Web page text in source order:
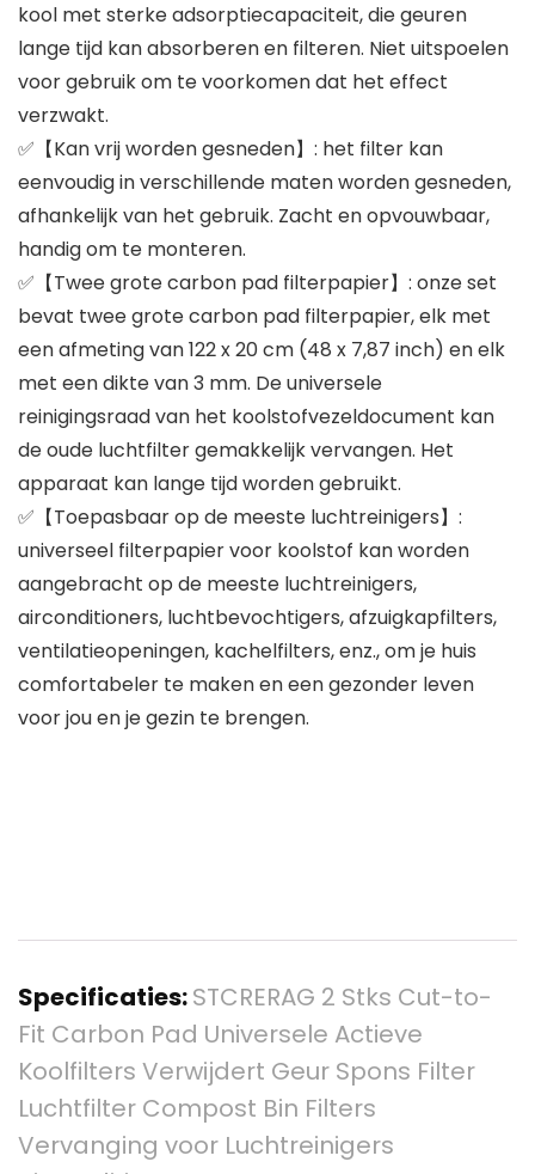
kool met sterke adsorptiecapaciteit, die geuren
lange tijd kan absorberen en filteren. Niet uitspoelen
voor gebruik om te voorkomen dat het effect
verzwakt.
✅【Kan vrij worden gesneden】: het filter kan
eenvoudig in verschillende maten worden gesneden,
afhankelijk van het gebruik. Zacht en opvouwbaar,
handig om te monteren.
✅【Twee grote carbon pad filterpapier】: onze set
bevat twee grote carbon pad filterpapier, elk met
een afmeting van 122 x 20 cm (48 x 7,87 inch) en elk
met een dikte van 3 mm. De universele
reinigingsraad van het koolstofvezeldocument kan
de oude luchtfilter gemakkelijk vervangen. Het
apparaat kan lange tijd worden gebruikt.
✅【Toepasbaar op de meeste luchtreinigers】:
universeel filterpapier voor koolstof kan worden
aangebracht op de meeste luchtreinigers,
airconditioners, luchtbevochtigers, afzuigkapfilters,
ventilatieopeningen, kachelfilters, enz., om je huis
comfortabeler te maken en een gezonder leven
voor jou en je gezin te brengen.
Specificaties:STCRERAG 2 Stks Cut-to-
Fit Carbon Pad Universele Actieve
Koolfilters Verwijdert Geur Spons Filter
Luchtfilter Compost Bin Filters
Vervanging voor Luchtreinigers